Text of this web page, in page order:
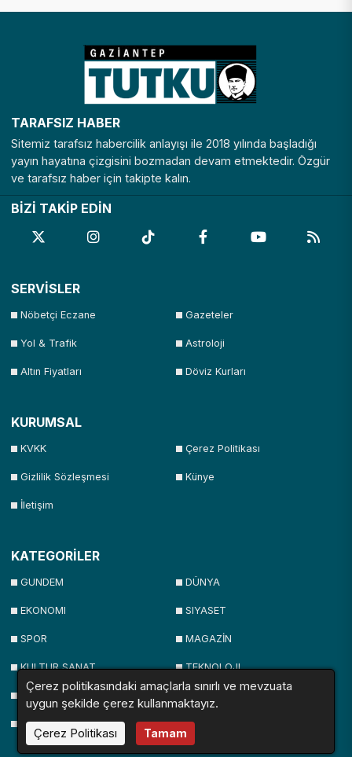
TARAFSIZ HABER
Sitemiz tarafsız habercilik anlayışı ile 2018 yılında başladığı
yayın hayatına çizgisini bozmadan devam etmektedir. Özgür
ve tarafsız haber için takipte kalın.
BİZİ TAKİP EDİN
SERVİSLER
Nöbetçi Eczane Gazeteler
Yol & Trafik Astroloji
Altın Fiyatları Döviz Kurları
KURUMSAL
KVKK Çerez Politikası
Gizlilik Sözleşmesi Künye
İletişim
KATEGORİLER
GUNDEM DÜNYA
EKONOMI SIYASET
SPOR MAGAZİN
KULTUR SANAT TEKNOLOJI
SAĞLIK
OTOMOBİL
Çerez politikasındaki amaçlarla sınırlı ve mevzuata
uygun şekilde çerez kullanmaktayız.
Çerez Politikası
Tamam